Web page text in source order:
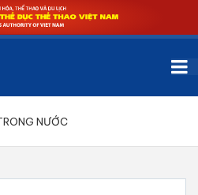
NƯỚC